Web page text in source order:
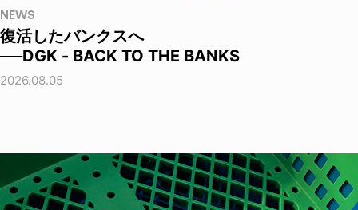
NEWS
復活したバンクスへ
──DGK - BACK TO THE BANKS
2026.08.05